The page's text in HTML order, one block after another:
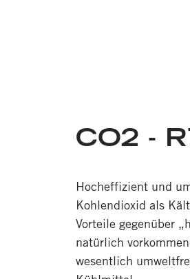
CO2 -
Hocheffizient und
Kohlendioxid als
Vorteile gegenüber
natürlich
wesentlich